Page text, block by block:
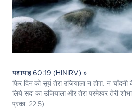
यशायाह 60:19 (HINIRV) »
फिर दिन को सूर्य तेरा उजियाला न होगा, न चाँदनी
लिये सदा का उजियाला और तेरा परमेश्‍वर तेरी
प्रका. 22:5)